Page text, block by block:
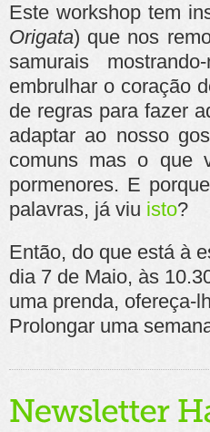
Este workshop tem
Origata) que nos
samurais
embrulhar o coração
de regras para fazer
adaptar ao nosso
comuns mas o que
pormenores. E
palavras, já viu isto?
Então, do que está à
dia 7 de Maio, às
uma prenda, ofereça-
Prolongar uma